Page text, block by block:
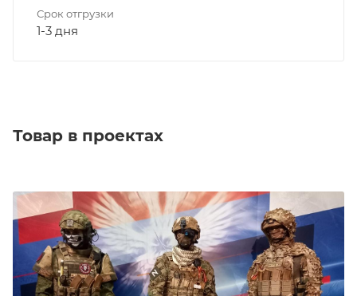
Срок отгрузки
1-3 дня
Товар в проектах